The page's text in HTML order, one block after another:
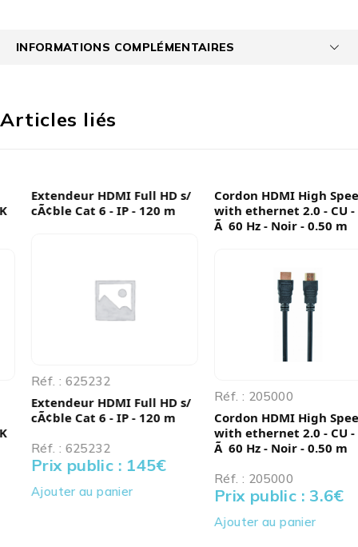
INFORMATIONS COMPLÉMENTAIRES
Articles liés
Extendeur HDMI Full HD s/
cÃ¢ble Cat 6 - IP - 120 m
Réf. : 625232
Extendeur HDMI Full HD s/
cÃ¢ble Cat 6 - IP - 120 m
Réf. : 625232
Prix public : 145€
Ajouter au panier
Cordon HDMI High Speed
with ethernet 2.0 - CU - 4K
Ã 60 Hz - Noir - 0.50 m
Réf. : 205000
Cordon HDMI High Speed
with ethernet 2.0 - CU - 4K
Ã 60 Hz - Noir - 0.50 m
Réf. : 205000
Prix public : 3.6 €
Ajouter au panier